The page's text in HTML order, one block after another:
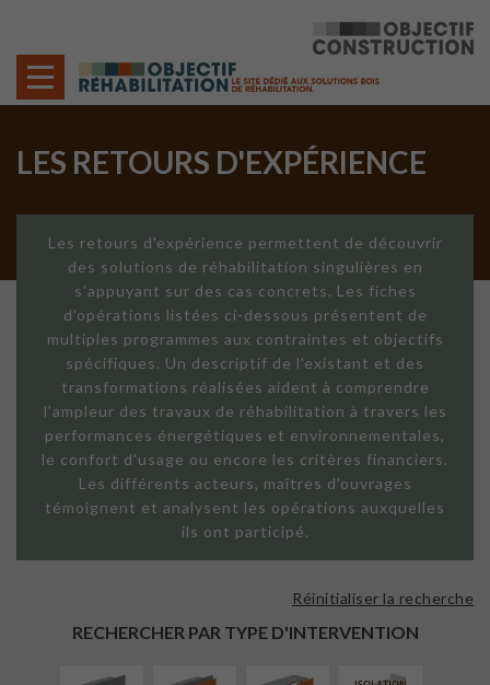
LES RETOURS D'EXPÉRIENCE
Les retours d'expérience permettent de découvrir
des solutions de réhabilitation singulières en
s'appuyant sur des cas concrets. Les fiches
d'opérations listées ci-dessous présentent de
multiples programmes aux contraintes et objectifs
spécifiques. Un descriptif de l'existant et des
transformations réalisées aident à comprendre
l'ampleur des travaux de réhabilitation à travers les
performances énergétiques et environnementales,
le confort d'usage ou encore les critères financiers.
Les différents acteurs, maîtres d'ouvrages
témoignent et analysent les opérations auxquelles
ils ont participé.
RECHERCHER PAR TYPE D'INTERVENTION
Réinitialiser la recherche
EXTÉRIEURE
FAÇADE SUR
LINÉAIRE